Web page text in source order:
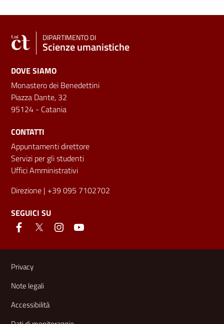
DIPARTIMENTO DI
Scienze umanistiche
DOVE SIAMO
Monastero dei Benedettini
Piazza Dante, 32
95124 - Catania
CONTATTI
Appuntamenti direttore
Servizi per gli studenti
Uffici Amministrativi
Direzione | +39 095 7102702
SEGUICI SU
Link e informazioni utili
Privacy
Note legali
Accessibilità